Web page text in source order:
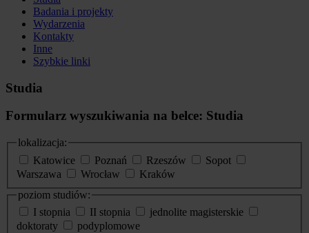
Badania i projekty
Wydarzenia
Kontakty
Inne
Szybkie linki
Studia
Formularz wyszukiwania na belce: Studia
lokalizacja:
Katowice
Poznań Rzeszów
Sopot
Warszawa
Wrocław
Kraków
poziom studiów:
I stopnia
II stopnia
jednolite magisterskie
doktoraty
podyplomowe